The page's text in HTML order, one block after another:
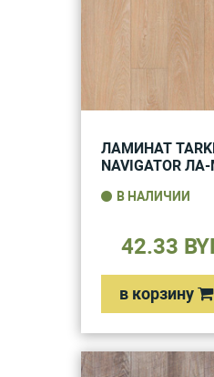
ЛАМИНАТ
NAVIGATOR
В НАЛИЧИИ
42.33
в корзину